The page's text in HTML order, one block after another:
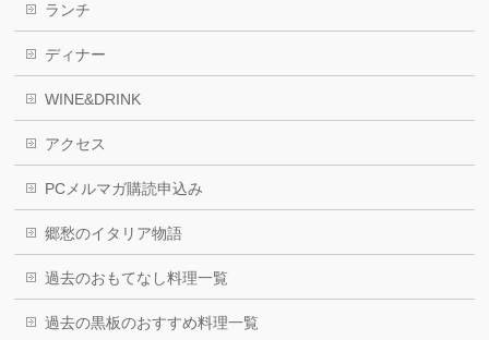
ランチ
ディナー
WINE&DRINK
アクセス
PCメルマガ購読申込み
郷愁のイタリア物語
過去のおもてなし料理一覧
過去の黒板のおすすめ料理一覧